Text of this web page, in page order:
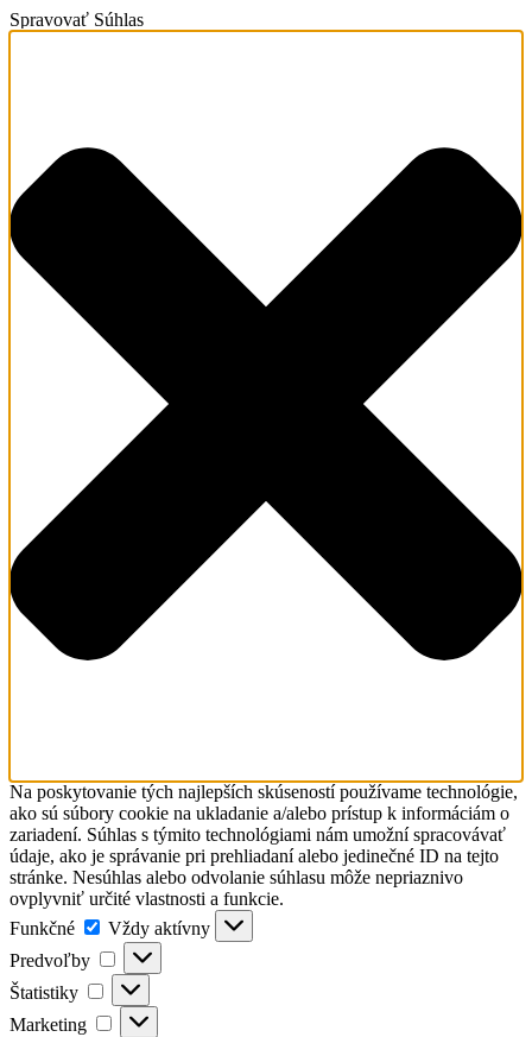
Spravovať Súhlas
Na poskytovanie tých najlepších skúseností používame technológie,
ako sú súbory cookie na ukladanie a/alebo prístup k informáciám o
zariadení. Súhlas s týmito technológiami nám umožní spracovávať
údaje, ako je správanie pri prehliadaní alebo jedinečné ID na tejto
stránke. Nesúhlas alebo odvolanie súhlasu môže nepriaznivo
ovplyvniť určité vlastnosti a funkcie.
Funkčné
Funkčné
Vždy aktívny
Predvoľby
Predvoľby
Štatistiky Štatistiky
Marketing Marketing